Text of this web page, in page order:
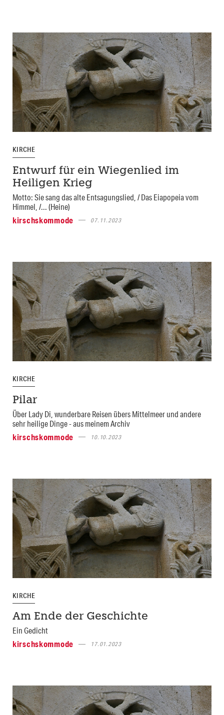
KIRCHE
Entwurf für ein Wiegenlied im
Heiligen Krieg
Motto: Sie sang das alte Entsagungslied, / Das Eiapopeia vom
Himmel, /... (Heine)
kirschskommode
07.11.2023
KIRCHE
Pilar
Über Lady Di, wunderbare Reisen übers Mittelmeer und andere
sehr heilige Dinge - aus meinem Archiv
kirschskommode
10.10.2023
KIRCHE
Am Ende der Geschichte
Ein Gedicht
kirschskommode
17.01.2023